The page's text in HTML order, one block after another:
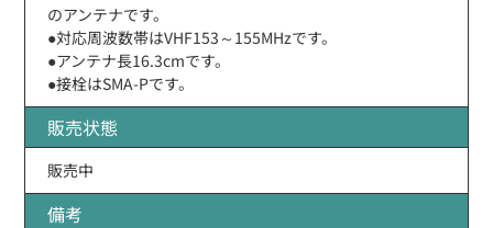
のアンテナです。
●対応周波数帯はVHF153～155MHzです。
●アンテナ長16.3cmです。
●接栓はSMA-Pです。
販売状態
販売中
備考